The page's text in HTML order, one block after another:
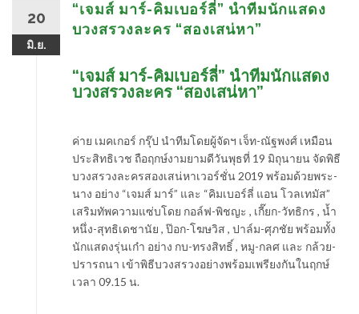
20
มิ.ย.
“เจมส์ มาร์-คิมเบอร์ลี่” นำทีมนักแสดง
บวงสรวงละคร “สองเสน่หา”
“เจมส์ มาร์-คิมเบอร์ลี่” นำทีมนักแสดง
บวงสรวงละคร “สองเสน่หา”
ค่าย เมคเกอร์ กรุ๊ป นำทีมโดยผู้จัดฯ เจ็ท-ณัฐพงศ์ เหมือน
ประสิทธิเวช ถือฤกษ์งามยามดีวันพุธที่ 19 มิถุนายน จัดพิธี
บวงสรวงละครสองเสน่หาเวอร์ชั่น 2019 พร้อมด้วยพระ-
นาง อย่าง “เจมส์ มาร์” และ “คิมเบอร์ลี่ แอน โวลเทมัส”
เสริมทัพความแซ่บโดย กอล์ฟ-พิชญะ , เกี๊ยก-วัทธิกร , น้ำ
หนึ่ง-สุทธิเดชานัย , ป๊อก-โฆษวิส , ปาล์ม-ศุภชัย พร้อมทั้ง
นักแสดงรุ่นเก๋า อย่าง กบ-ทรงสิทธิ์ , หมู-กลศ และ กล้วย-
ปรารถนา เข้าพิธีบวงสรวงอย่างพร้อมเพรียงกันในฤกษ์
เวลา 09.15 น.